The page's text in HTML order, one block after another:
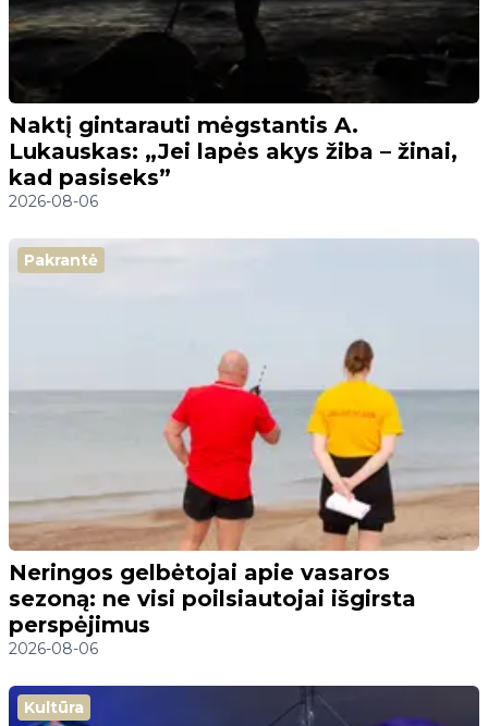
Naktį gintarauti mėgstantis A.
Lukauskas: „Jei lapės akys žiba – žinai,
kad pasiseks”
2026-08-06
Pakrantė
Neringos gelbėtojai apie vasaros
sezoną: ne visi poilsiautojai išgirsta
perspėjimus
2026-08-06
Kultūra